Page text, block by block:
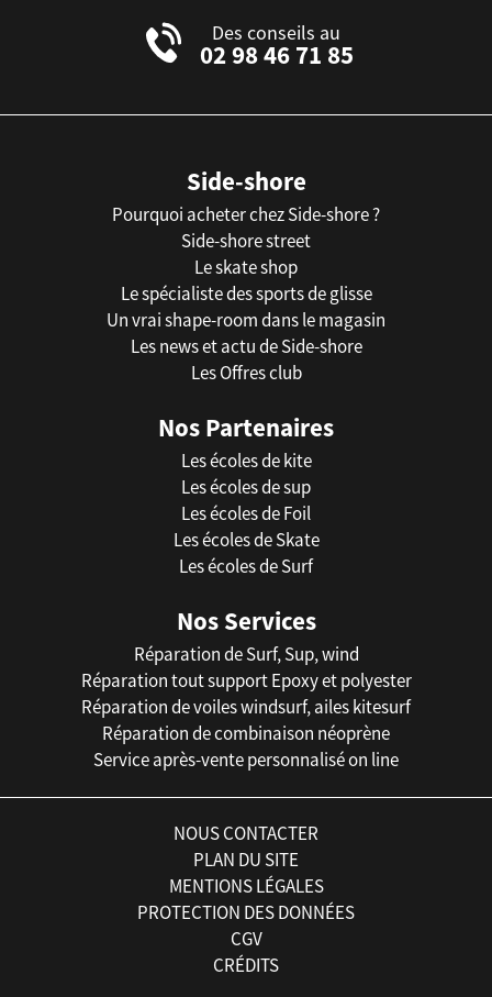
Des conseils au
02 98 46 71 85
Side-shore
Pourquoi acheter chez Side-shore ?
Side-shore street
Le skate shop
Le spécialiste des sports de glisse
Un vrai shape-room dans le magasin
Les news et actu de Side-shore
Les Offres club
Nos Partenaires
Les écoles de kite
Les écoles de sup
Les écoles de Foil
Les écoles de Skate
Les écoles de Surf
Nos Services
Réparation de Surf, Sup, wind
Réparation tout support Epoxy et polyester
Réparation de voiles windsurf, ailes kitesurf
Réparation de combinaison néoprène
Service après-vente personnalisé on line
NOUS CONTACTER
PLAN DU SITE
MENTIONS LÉGALES
PROTECTION DES DONNÉES
CGV
CRÉDITS